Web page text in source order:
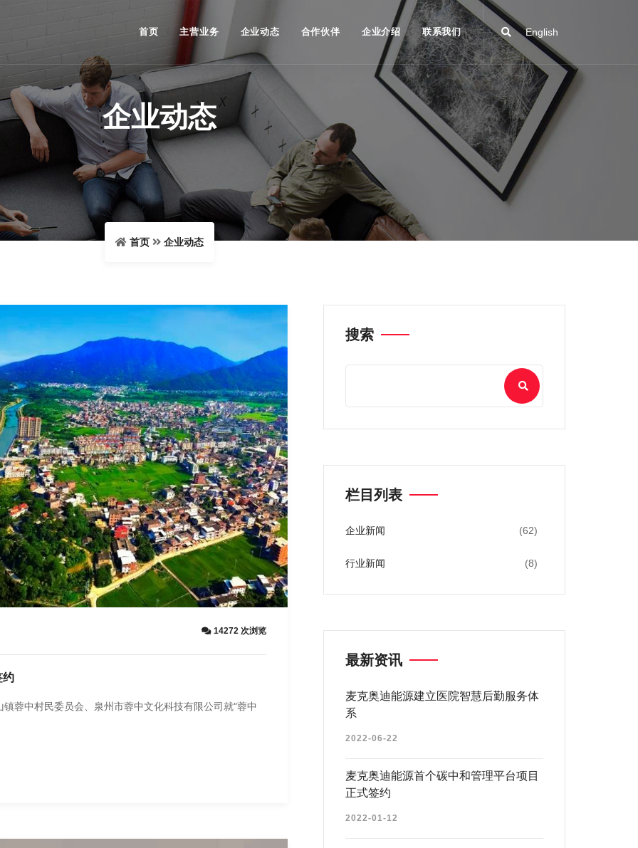
English
首页 主营业务 企业动态 合作伙伴 企业介绍 联系我们
企业动态
首页 企业动态
14272 次浏览
约
蓉中村民委员会、泉州市蓉中文化科技有限公司就“蓉中
搜索
栏目列表
企业新闻 (62)
行业新闻 (8)
最新资讯
麦克奥迪能源建立医院智慧后勤服务体
系
2022-06-22
麦克奥迪能源首个碳中和管理平台项目
正式签约
2022-01-12